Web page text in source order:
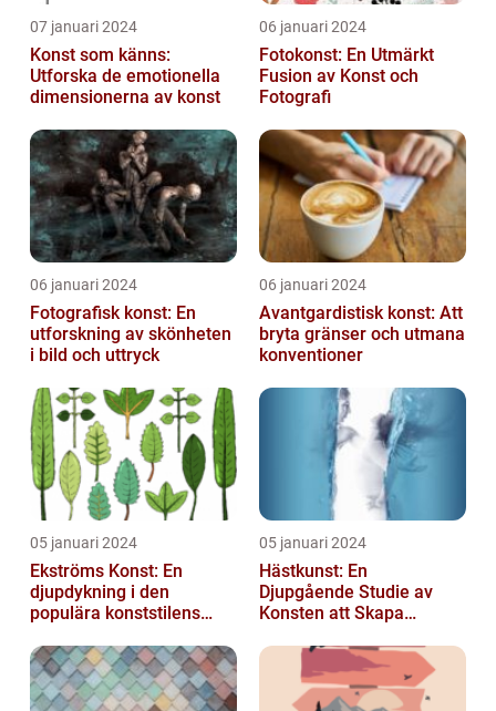
07 januari 2024
Konst som känns:
Utforska de emotionella
dimensionerna av konst
06 januari 2024
Fotokonst: En Utmärkt
Fusion av Konst och
Fotografi
06 januari 2024
Fotografisk konst: En
utforskning av skönheten
i bild och uttryck
06 januari 2024
Avantgardistisk konst: Att
bryta gränser och utmana
konventioner
05 januari 2024
Ekströms Konst: En
djupdykning i den
populära konststilens
05 januari 2024
Hästkunst: En
Djupgående Studie av
Konsten att Skapa